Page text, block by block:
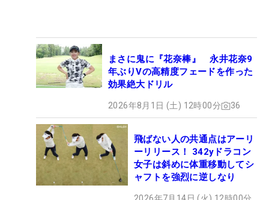
まさに鬼に『花奈棒』 永井花奈9
年ぶりVの高精度フェードを作った
効果絶大ドリル
2026年8月1日 (土) 12時00分 36
飛ばない人の共通点はアーリ
ーリリース！ 342yドラコン
女子は斜めに体重移動してシ
ャフトを強烈に逆しなり